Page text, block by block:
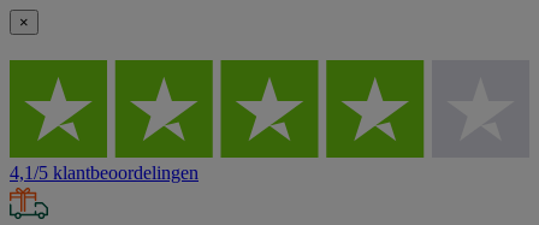
×
4,1/5 klantbeoordelingen